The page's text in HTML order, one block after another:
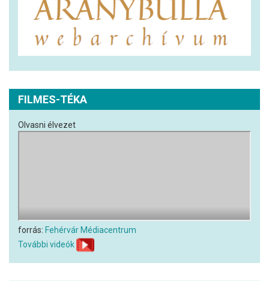
FILMES-TÉKA
Olvasni élvezet
forrás: Fehérvár Médiacentrum
További videók